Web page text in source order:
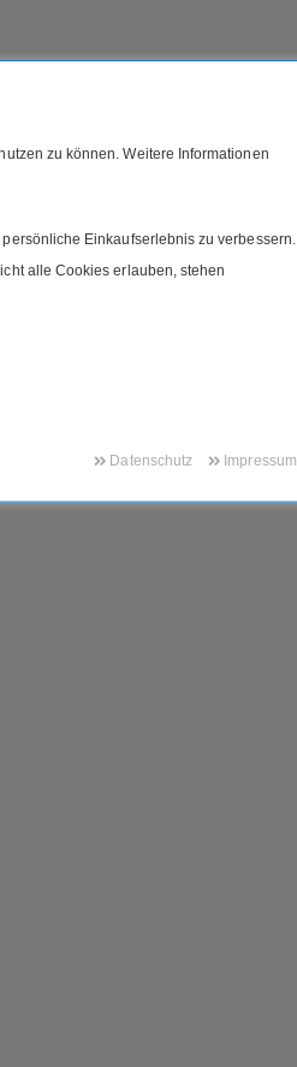
zu können. Weitere Informationen
Einkaufserlebnis zu verbessern.
alle Cookies erlauben, stehen
Datenschutz
Impressum